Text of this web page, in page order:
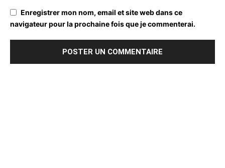
Enregistrer mon nom, email et site web dans ce
navigateur pour la prochaine fois que je commenterai.